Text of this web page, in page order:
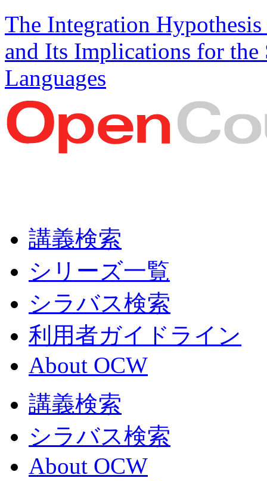
The Integration
and Its Implications for
Languages
講義検索
シリーズ一覧
シラバス検索
利用者ガイドライン
About OCW
講義検索
シラバス検索
About OCW